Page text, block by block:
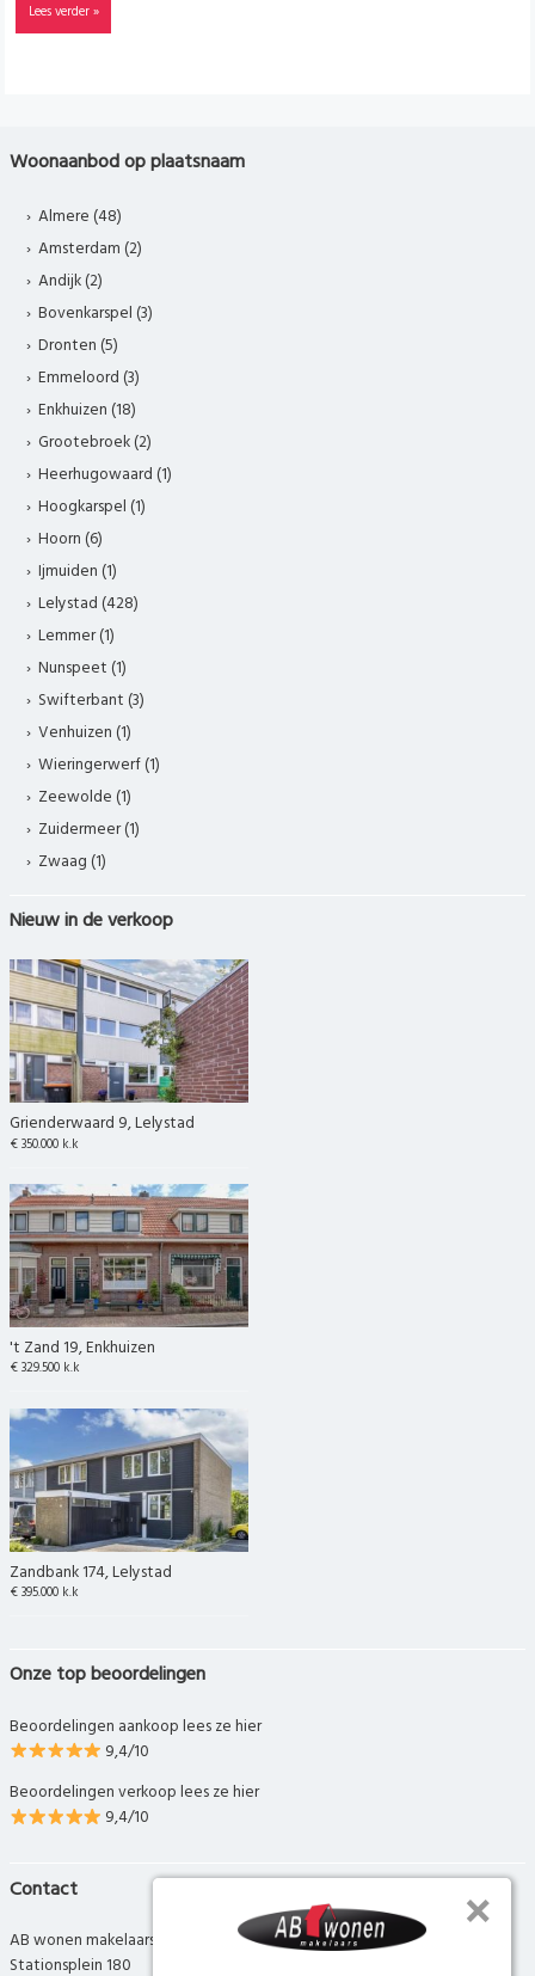
Lees verder »
Woonaanbod op plaatsnaam
Almere (48)
Amsterdam (2)
Andijk (2)
Bovenkarspel (3)
Dronten (5)
Emmeloord (3)
Enkhuizen (18)
Grootebroek (2)
Heerhugowaard (1)
Hoogkarspel (1)
Hoorn (6)
Ijmuiden (1)
Lelystad (428)
Lemmer (1)
Nunspeet (1)
Swifterbant (3)
Venhuizen (1)
Wieringerwerf (1)
Zeewolde (1)
Zuidermeer (1)
Zwaag (1)
Nieuw in de verkoop
Grienderwaard 9, Lelystad
€ 350.000 k.k
't Zand 19, Enkhuizen
€ 329.500 k.k
Zandbank 174, Lelystad
€ 395.000 k.k
Onze top beoordelingen
Beoordelingen aankoop lees ze hier
9,4/10
Beoordelingen verkoop lees ze hier
9,4/10
Contact
AB wonen makelaars
Stationsplein 180